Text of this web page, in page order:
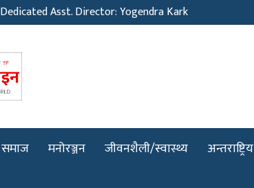
Dedicated Asst. Director: Yogendra Kark
समाज मनोरञ्जन जीवनशैली/स्वास्थ्य अन्तराष्ट्रिय